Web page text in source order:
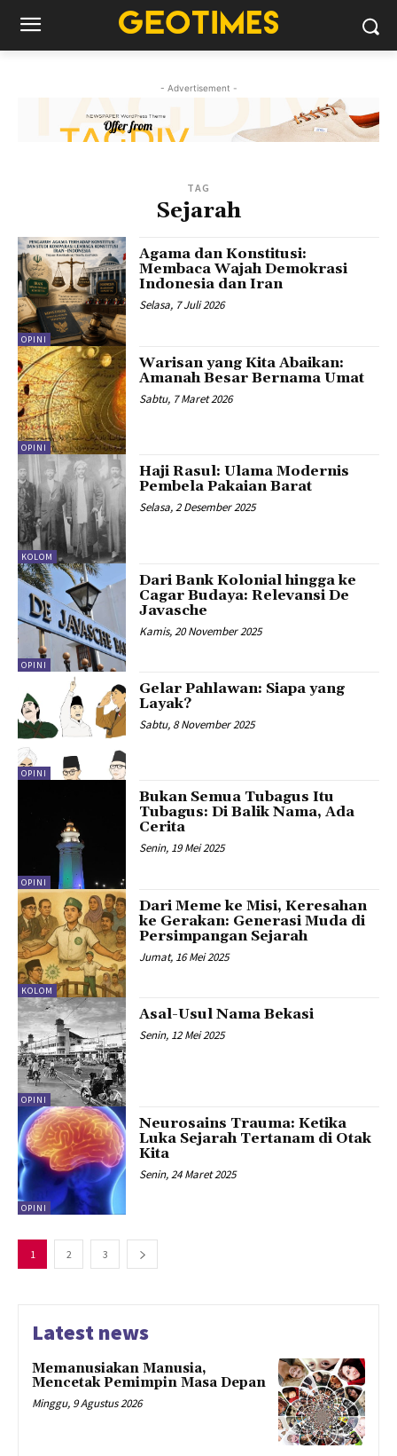
- Advertisement -
TAG
Sejarah
OPINI
Agama dan Konstitusi:
Membaca Wajah Demokrasi
Indonesia dan Iran
Selasa, 7 Juli 2026
OPINI
Warisan yang Kita Abaikan:
Amanah Besar Bernama Umat
Sabtu, 7 Maret 2026
KOLOM
Haji Rasul: Ulama Modernis
Pembela Pakaian Barat
Selasa, 2 Desember 2025
OPINI
Dari Bank Kolonial hingga ke
Cagar Budaya: Relevansi De
Javasche
Kamis, 20 November 2025
OPINI
Gelar Pahlawan: Siapa yang
Layak?
Sabtu, 8 November 2025
OPINI
Bukan Semua Tubagus Itu
Tubagus: Di Balik Nama, Ada
Cerita
Senin, 19 Mei 2025
KOLOM
Dari Meme ke Misi, Keresahan
ke Gerakan: Generasi Muda di
Persimpangan Sejarah
Jumat, 16 Mei 2025
OPINI
Asal-Usul Nama Bekasi
Senin, 12 Mei 2025
OPINI
Neurosains Trauma: Ketika
Luka Sejarah Tertanam di Otak
Kita
Senin, 24 Maret 2025
1 2 3
Latest news
Memanusiakan Manusia,
Mencetak Pemimpin Masa Depan
Minggu, 9 Agustus 2026